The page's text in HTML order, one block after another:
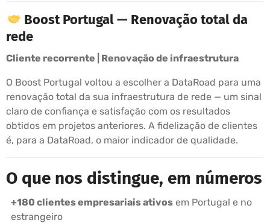
Boost Portugal — Renovação total da
rede
Cliente recorrente | Renovação de infraestrutura
O Boost Portugal voltou a escolher a DataRoad para uma
renovação total da sua infraestrutura de rede — um sinal
claro de confiança e satisfação com os resultados
obtidos em projetos anteriores. A fidelização de clientes
é, para a DataRoad, o maior indicador de qualidade.
O que nos distingue, em números
+180 clientes empresariais ativos em Portugal e no
estrangeiro